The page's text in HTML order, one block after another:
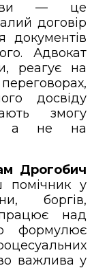
— це
договір
Адвокат
реагує на
досвіду
змогу
а не на
Дрогобич
у
боргів,
над
формулює
важлива у